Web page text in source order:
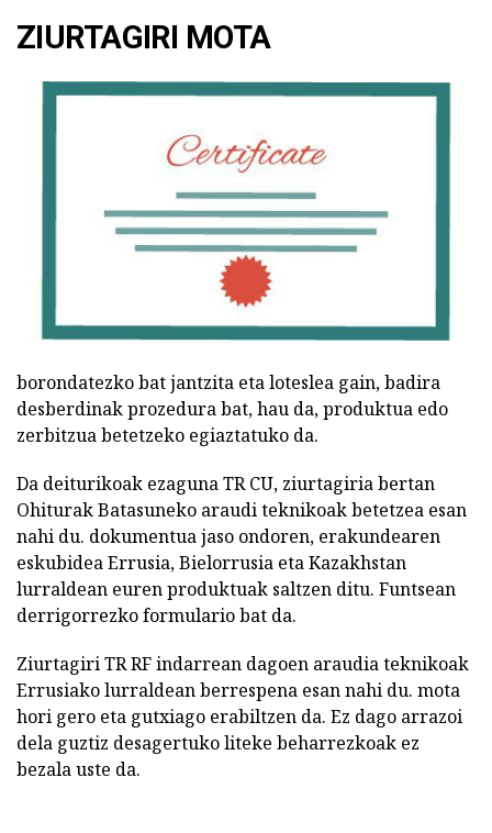
ZIURTAGIRI MOTA
borondatezko bat jantzita eta loteslea gain, badira
desberdinak prozedura bat, hau da, produktua edo
zerbitzua betetzeko egiaztatuko da.
Da deiturikoak ezaguna TR CU, ziurtagiria bertan
Ohiturak Batasuneko araudi teknikoak betetzea esan
nahi du. dokumentua jaso ondoren, erakundearen
eskubidea Errusia, Bielorrusia eta Kazakhstan
lurraldean euren produktuak saltzen ditu. Funtsean
derrigorrezko formulario bat da.
Ziurtagiri TR RF indarrean dagoen araudia teknikoak
Errusiako lurraldean berrespena esan nahi du. mota
hori gero eta gutxiago erabiltzen da. Ez dago arrazoi
dela guztiz desagertuko liteke beharrezkoak ez
bezala uste da.